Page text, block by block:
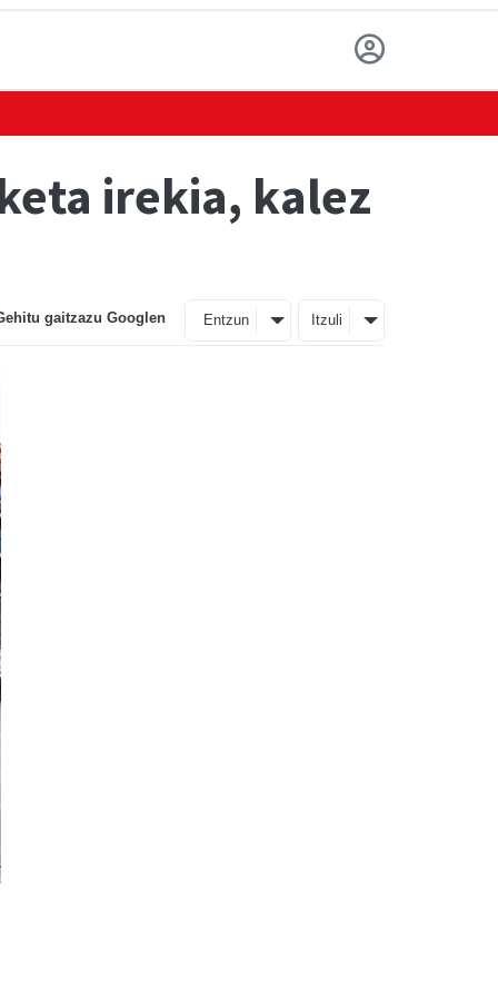
irekia, kalez
gaitzazu Googlen Entzun Itzuli